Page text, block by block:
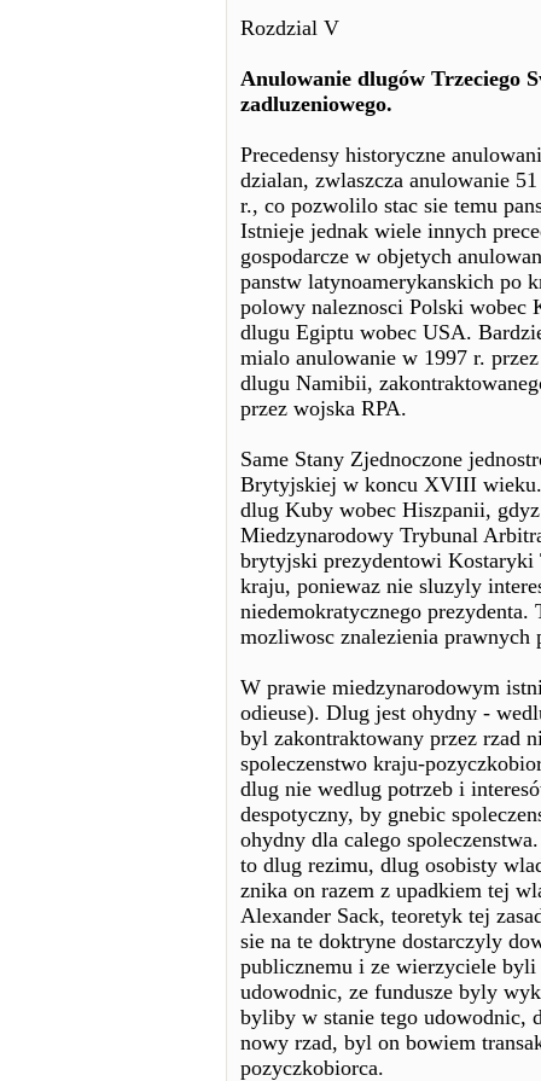
Rozdzial V
Anulowanie dlugów Trzeciego
zadluzeniowego.
Precedensy historyczne
dzialan, zwlaszcza anulowanie
r., co pozwolilo stac sie temu
Istnieje jednak wiele innych
gospodarcze w objetych
panstw latynoamerykanskich po
polowy naleznosci Polski wobec
dlugu Egiptu wobec USA.
mialo anulowanie w 1997 r.
dlugu Namibii,
przez wojska RPA.
Same Stany Zjednoczone
Brytyjskiej w koncu XVIII
dlug Kuby wobec Hiszpanii,
Miedzynarodowy Trybunal
brytyjski prezydentowi Kostaryki
kraju, poniewaz nie sluzyly
niedemokratycznego
mozliwosc znalezienia prawnych
W prawie miedzynarodowym
odieuse). Dlug jest ohydny -
byl zakontraktowany przez rzad
spoleczenstwo kraju-
dlug nie wedlug potrzeb i
despotyczny, by gnebic
ohydny dla calego
to dlug rezimu, dlug osobisty
znika on razem z upadkiem tej
Alexander Sack, teoretyk tej
sie na te doktryne dostarczyly
publicznemu i ze wierzyciele
udowodnic, ze fundusze byly
byliby w stanie tego udowodnic,
nowy rzad, byl on bowiem
pozyczkobiorca.